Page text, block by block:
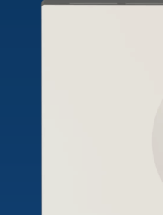
Rilevatori di
Controllo
Emettitore LED